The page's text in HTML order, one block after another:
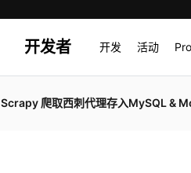
开发者 开发 活动
Scrapy 爬取西刺代理存入MySQL & MongoDB 数据库（手把手教学，超详细步骤）丨【生长